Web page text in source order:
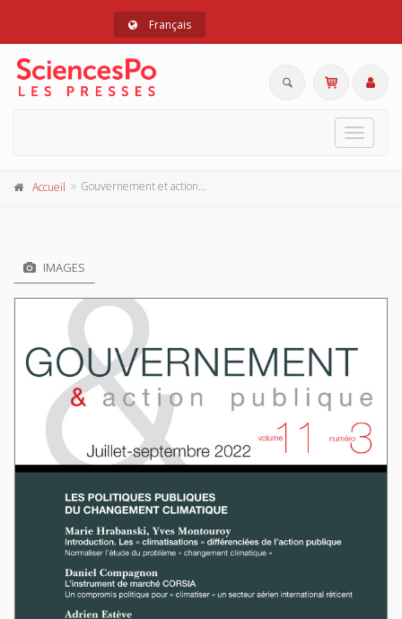
Français
Toggle
Accueil Gouvernement et action publique 11-3, juillet-septembre 2022
IMAGES